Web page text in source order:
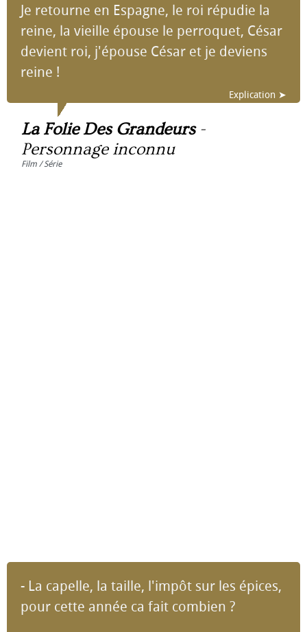
Je retourne en Espagne, le roi répudie la
reine, la vieille épouse le perroquet, César
devient roi, j'épouse César et je deviens
reine !
Explication ➤
La Folie Des Grandeurs-
Personnage inconnu
Film / Série
- La capelle, la taille, l'impôt sur les épices,
pour cette année ca fait combien ?